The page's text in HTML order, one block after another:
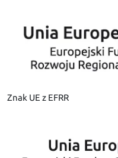
Znak UE z EFRR